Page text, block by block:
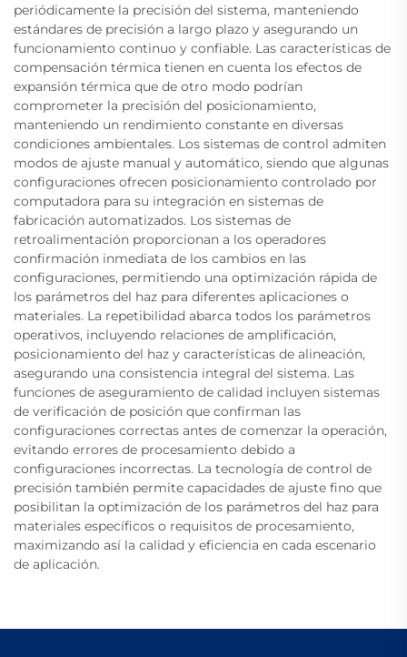
periódicamente la precisión del sistema, manteniendo
estándares de precisión a largo plazo y asegurando un
funcionamiento continuo y confiable. Las características de
compensación térmica tienen en cuenta los efectos de
expansión térmica que de otro modo podrían
comprometer la precisión del posicionamiento,
manteniendo un rendimiento constante en diversas
condiciones ambientales. Los sistemas de control admiten
modos de ajuste manual y automático, siendo que algunas
configuraciones ofrecen posicionamiento controlado por
computadora para su integración en sistemas de
fabricación automatizados. Los sistemas de
retroalimentación proporcionan a los operadores
confirmación inmediata de los cambios en las
configuraciones, permitiendo una optimización rápida de
los parámetros del haz para diferentes aplicaciones o
materiales. La repetibilidad abarca todos los parámetros
operativos, incluyendo relaciones de amplificación,
posicionamiento del haz y características de alineación,
asegurando una consistencia integral del sistema. Las
funciones de aseguramiento de calidad incluyen sistemas
de verificación de posición que confirman las
configuraciones correctas antes de comenzar la operación,
evitando errores de procesamiento debido a
configuraciones incorrectas. La tecnología de control de
precisión también permite capacidades de ajuste fino que
posibilitan la optimización de los parámetros del haz para
materiales específicos o requisitos de procesamiento,
maximizando así la calidad y eficiencia en cada escenario
de aplicación.